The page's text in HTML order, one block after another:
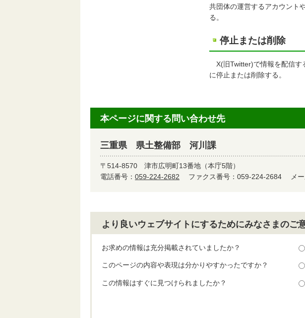
共団体の運営するアカウント
る。
停止または削除
X(旧Twitter)で情報を配信す
に停止または削除する。
本ページに関する問い合わせ先
三重県 県土整備部 河川課
〒514-8570 津市広明町13番地（本庁5階）
電話番号： 059-224-2682 ファクス番号：059-224-2684 メ
より良いウェブサイトにするためにみなさまのご
お求めの情報は充分掲載されていましたか？
このページの内容や表現は分かりやすかったですか？
この情報はすぐに見つけられましたか？